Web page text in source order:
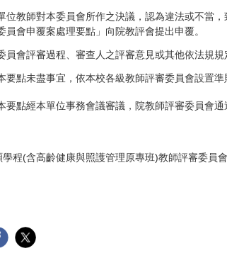
位教師對本委員會所作之決議，認為違法或不當
員會申覆案處理要點」向院教評會提出申覆。
員會評審過程、審查人之評審意見或其他依法規
要點未盡事宜，依本校各級教師評審委員會設置準
要點經本單位事務會議審議，院教師評審委員會
學程(含高齡健康與照護管理原專班)教師評審委員